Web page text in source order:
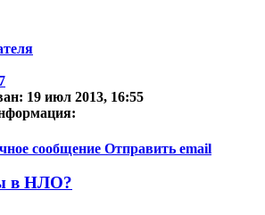
19 июл 2013, 16:55
сообщение Отправить email
в НЛО?